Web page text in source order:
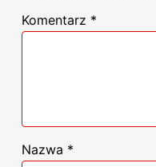
Komentarz *
Nazwa *